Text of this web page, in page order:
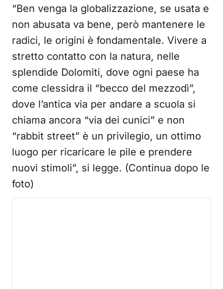
“Ben venga la globalizzazione, se usata e
non abusata va bene, però mantenere le
radici, le origini è fondamentale. Vivere a
stretto contatto con la natura, nelle
splendide Dolomiti, dove ogni paese ha
come clessidra il “becco del mezzodì”,
dove l’antica via per andare a scuola si
chiama ancora “via dei cunici” e non
“rabbit street” è un privilegio, un ottimo
luogo per ricaricare le pile e prendere
nuovi stimoli”, si legge. (Continua dopo le
foto)